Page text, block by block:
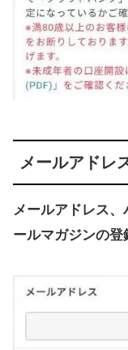
メールアドレ
メールアドレス
ールマガジンの登